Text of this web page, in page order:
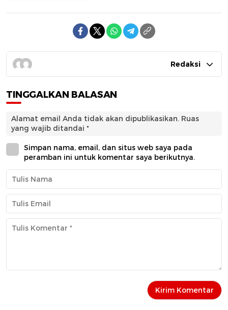
Redaksi
TINGGALKAN BALASAN
Alamat email Anda tidak akan dipublikasikan. Ruas
yang wajib ditandai *
Simpan nama, email, dan situs web saya pada
peramban ini untuk komentar saya berikutnya.